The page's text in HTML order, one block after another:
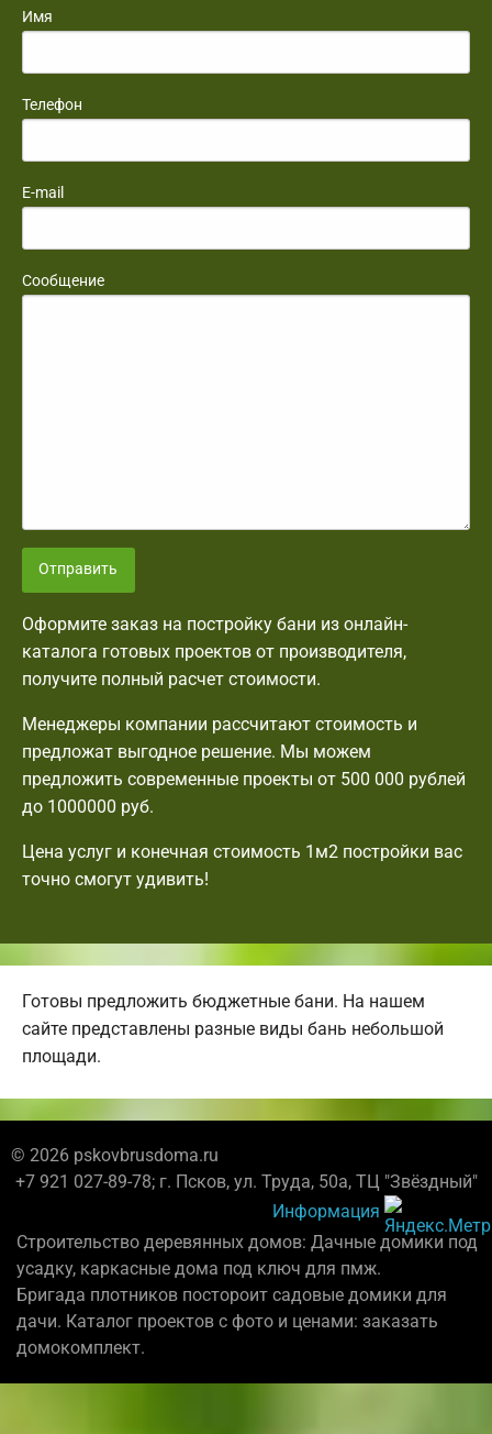
Имя
Телефон
E-mail
Сообщение
Отправить
Оформите заказ на постройку бани из онлайн-
каталога готовых проектов от производителя,
получите полный расчет стоимости.
Менеджеры компании рассчитают стоимость и
предложат выгодное решение. Мы можем
предложить современные проекты от 500 000 рублей
до 1000000 руб.
Цена услуг и конечная стоимость 1м2 постройки вас
точно смогут удивить!
Готовы предложить бюджетные бани. На нашем
сайте представлены разные виды бань небольшой
площади.
© 2026 pskovbrusdoma.ru
+7 921 027-89-78; г. Псков, ул. Труда, 50а, ТЦ "Звёздный"
Информация
Строительство деревянных домов: Дачные домики под
усадку, каркасные дома под ключ для пмж.
Бригада плотников постороит садовые домики для
дачи. Каталог проектов с фото и ценами: заказать
домокомплект.